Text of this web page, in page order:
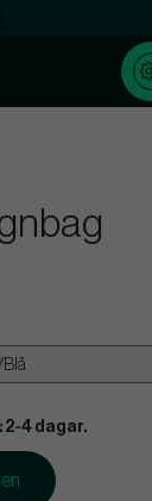
2-4 dagar.